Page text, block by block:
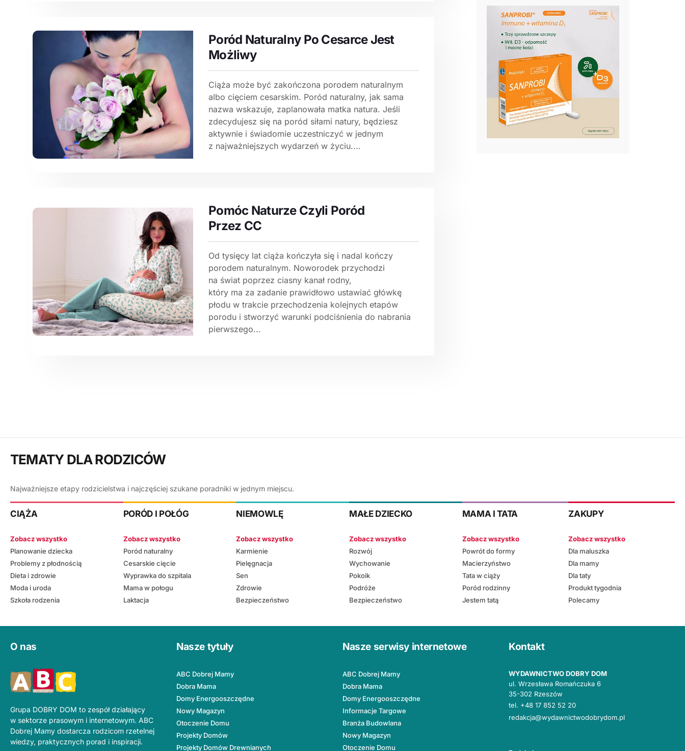
Poród Naturalny Po Cesarce Jest
Możliwy
Ciąża może być zakończona porodem naturalnym
albo cięciem cesarskim. Poród naturalny, jak sama
nazwa wskazuje, zaplanowała matka natura. Jeśli
zdecydujesz się na poród siłami natury, będziesz
aktywnie i świadomie uczestniczyć w jednym
z najważniejszych wydarzeń w życiu....
Pomóc Naturze Czyli Poród
Przez CC
Od tysięcy lat ciąża kończyła się i nadal kończy
porodem naturalnym. Noworodek przychodzi
na świat poprzez ciasny kanał rodny,
który ma za zadanie prawidłowo ustawiać główkę
płodu w trakcie przechodzenia kolejnych etapów
porodu i stworzyć warunki podciśnienia do nabrania
pierwszego...
TEMATY DLA RODZICÓW
Najważniejsze etapy rodzicielstwa i najczęściej szukane poradniki w jednym miejscu.
CIĄŻA
Zobacz wszystko
Planowanie dziecka
Problemy z płodnością
Dieta i zdrowie
Moda i uroda
Szkoła rodzenia
PORÓD I POŁÓG
Zobacz wszystko
Poród naturalny
Cesarskie cięcie
Wyprawka do szpitala
Mama w połogu
Laktacja
NIEMOWLĘ
Zobacz wszystko
Karmienie
Pielęgnacja
Sen
Zdrowie
Bezpieczeństwo
MAŁE DZIECKO
Zobacz wszystko
Rozwój
Wychowanie
Pokoik
Podróże
Bezpieczeństwo
MAMA I TATA
Zobacz wszystko
Powrót do formy
Macierzyństwo
Tata w ciąży
Poród rodzinny
Jestem tatą
ZAKUPY
Zobacz wszystko
Dla maluszka
Dla mamy
Dla taty
Produkt tygodnia
Polecamy
O nas
Grupa DOBRY DOM to zespół działający
w sektorze prasowym i internetowym. ABC
Dobrej Mamy dostarcza rodzicom rzetelnej
wiedzy, praktycznych porad i inspiracji.
Nasze tytuły
ABC Dobrej Mamy
Dobra Mama
Domy Energooszczędne
Nowy Magazyn
Otoczenie Domu
Projekty Domów
Projekty Domów Drewnianych
Nasze serwisy internetowe
ABC Dobrej Mamy
Dobra Mama
Domy Energooszczędne
Informacje Targowe
Branża Budowlana
Nowy Magazyn
Otoczenie Domu
Kontakt
WYDAWNICTWO DOBRY DOM
ul. Wrzesława Romańczuka 6
35-302 Rzeszów
tel. +48 17 852 52 20
redakcja@wydawnictwodobrydom.pl